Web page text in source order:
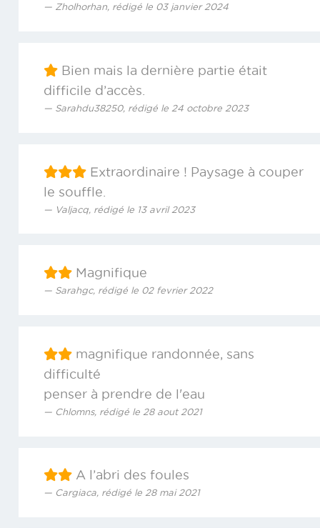
Zholhorhan, rédigé le 03 janvier 2024
Bien mais la dernière partie était
difficile d’accès.
Sarahdu38250, rédigé le 24 octobre 2023
Extraordinaire ! Paysage à couper
le souffle.
Valjacq, rédigé le 13 avril 2023
Magnifique
Sarahgc, rédigé le 02 fevrier 2022
magnifique randonnée, sans
difficulté
penser à prendre de l'eau
Chlomns, rédigé le 28 aout 2021
A l’abri des foules
Cargiaca, rédigé le 28 mai 2021